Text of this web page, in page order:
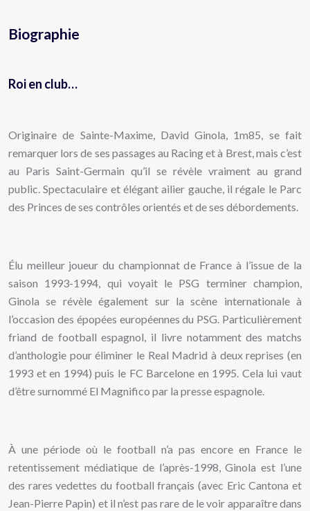
Biographie
Roi en club…
Originaire de Sainte-Maxime, David Ginola, 1m85, se fait
remarquer lors de ses passages au Racing et à Brest, mais c’est
au Paris Saint-Germain qu’il se révèle vraiment au grand
public. Spectaculaire et élégant ailier gauche, il régale le Parc
des Princes de ses contrôles orientés et de ses débordements.
Élu meilleur joueur du championnat de France à l’issue de la
saison 1993-1994, qui voyait le PSG terminer champion,
Ginola se révèle également sur la scène internationale à
l’occasion des épopées européennes du PSG. Particulièrement
friand de football espagnol, il livre notamment des matchs
d’anthologie pour éliminer le Real Madrid à deux reprises (en
1993 et en 1994) puis le FC Barcelone en 1995. Cela lui vaut
d’être surnommé El Magnifico par la presse espagnole.
À une période où le football n’a pas encore en France le
retentissement médiatique de l’après-1998, Ginola est l’une
des rares vedettes du football français (avec Eric Cantona et
Jean-Pierre Papin) et il n’est pas rare de le voir apparaître dans